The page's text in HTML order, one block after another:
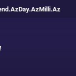
Day.AzMilli.Az